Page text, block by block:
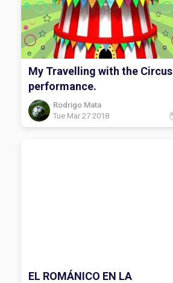
My Travelling with the Circus
performance.
Rodrigo Mata
Tue Mar 27 2018
EL ROMÁNICO EN LA